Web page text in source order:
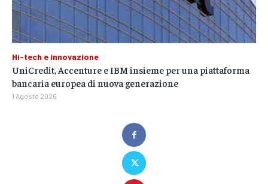
Hi-tech e innovazione
UniCredit, Accenture e IBM insieme per una piattaforma
bancaria europea di nuova generazione
1 Agosto 2026